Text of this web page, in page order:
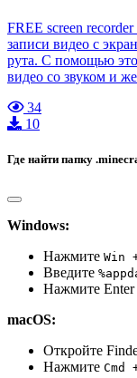
FREE screen
записи видео с
рута. С помощью
видео со звуком и
34
10
Где найти папку
Windows:
Нажмите Win
Введите
Нажмите Enter
macOS:
Откройте
Нажмите